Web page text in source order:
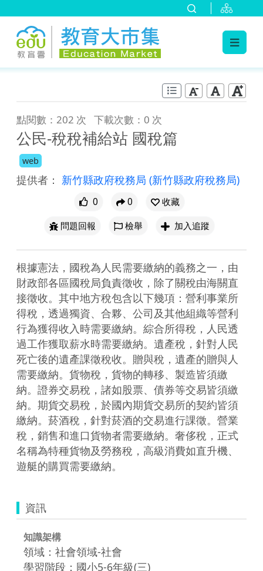
點閱數：202 次 下載次數：0 次
公民-稅稅補給站 國稅篇
web
提供者： 新竹縣政府稅務局 (新竹縣政府稅務局)
0 0
收藏
問題回報
檢舉 加入追蹤
根據憲法，國稅為人民需要繳納的義務之一，由
財政部各區國稅局負責徵收，除了關稅由海關直
接徵收。其中地方稅包含以下幾項：營利事業所
得稅，透過獨資、合夥、公司及其他組織等營利
行為獲得收入時需要繳納。綜合所得稅，人民透
過工作獲取薪水時需要繳納。遺產稅，針對人民
死亡後的遺產課徵稅收。贈與稅，遺產的贈與人
需要繳納。貨物稅，貨物的轉移、製造皆須繳
納。證券交易稅，諸如股票、債券等交易皆須繳
納。期貨交易稅，於國內期貨交易所的契約皆須
繳納。菸酒稅，針對菸酒的交易進行課徵。營業
稅，銷售和進口貨物者需要繳納。奢侈稅，正式
名稱為特種貨物及勞務稅，高級消費如直升機、
資訊
知識架構
領域：社會領域-社會
學習階段：國小5-6年級(三)